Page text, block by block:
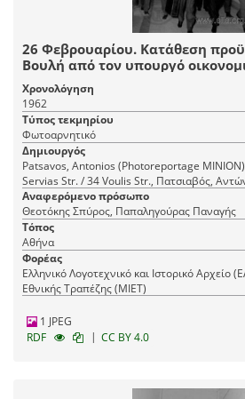
26 Φεβρουαρίου. Κατάθεση
Βουλή από τον υπουργό
Θεοτόκη. Δεξιά, ο Παναγής
Χρονολόγηση
1962
Τύπος τεκμηρίου
Φωτοαρνητικό
Δημιουργός
Patsavos, Antonios (Photoreportage ΜΙΝΙΟΝ) Athens, 4 Karageorgi
Servias Str. / 34 Voulis Str., Πατσιαβός,
ΜΙΝΙΟΝ) Αθήνα, Καραγεώργη Σερβίας 4 /
Αναφερόμενο πρόσωπο
Θεοτόκης Σπύρος, Παπαληγούρας Παναγής
Τόπος
Αθήνα
Φορέας
Ελληνικό Λογοτεχνικό και Ιστορικό Αρχείο
Εθνικής Τραπέζης (ΜΙΕΤ)
1 JPEG
RDF
| CC BY 4.0